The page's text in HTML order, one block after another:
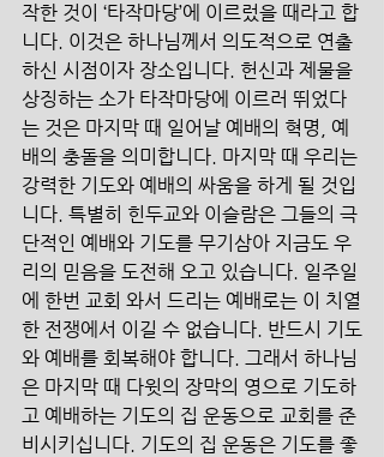
작한 것이 ‘타작마당’에 이르렀을 때라고 합
니다. 이것은 하나님께서 의도적으로 연출
하신 시점이자 장소입니다. 헌신과 제물을
상징하는 소가 타작마당에 이르러 뛰었다
는 것은 마지막 때 일어날 예배의 혁명, 예
배의 충돌을 의미합니다. 마지막 때 우리는
강력한 기도와 예배의 싸움을 하게 될 것입
니다. 특별히 힌두교와 이슬람은 그들의 극
단적인 예배와 기도를 무기삼아 지금도 우
리의 믿음을 도전해 오고 있습니다. 일주일
에 한번 교회 와서 드리는 예배로는 이 치열
한 전쟁에서 이길 수 없습니다. 반드시 기도
와 예배를 회복해야 합니다. 그래서 하나님
은 마지막 때 다윗의 장막의 영으로 기도하
고 예배하는 기도의 집 운동으로 교회를 준
비시키십니다. 기도의 집 운동은 기도를 좋